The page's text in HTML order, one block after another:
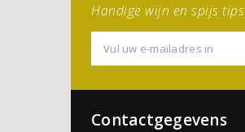
Handige wijn en spijs tips
Contactgegevens